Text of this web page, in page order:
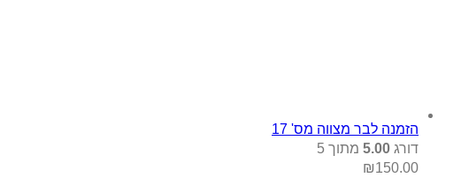
הזמנה לבר מצווה מס' 17
דורג 5.00 מתוך 5
₪150.00